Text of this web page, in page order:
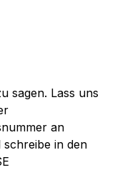
sagen. Lass uns
an
in den